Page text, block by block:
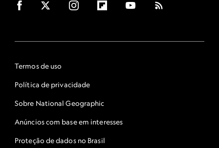
Termos de uso
Política de privacidade
Sobre National Geographic
Anúncios com base em interesses
Proteção de dados no Brasil